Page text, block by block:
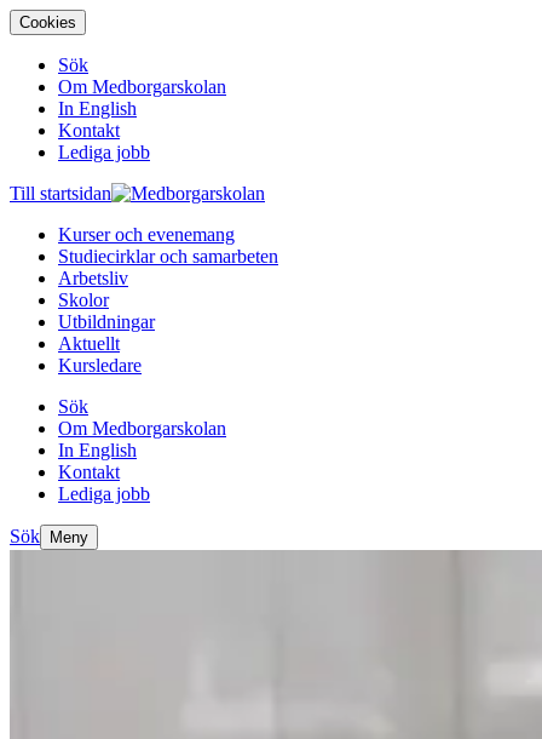
Cookies
Sök
Om Medborgarskolan
In English
Kontakt
Lediga jobb
Till startsidan
Kurser och evenemang
Studiecirklar och samarbeten
Arbetsliv
Skolor
Utbildningar
Aktuellt
Kursledare
Sök
Om Medborgarskolan
In English
Kontakt
Lediga jobb
Sök Meny